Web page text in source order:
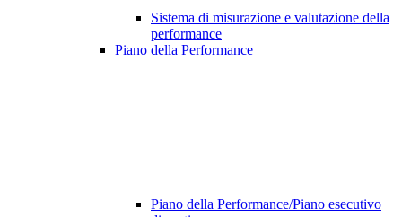
Sistema di misurazione e valutazione della
performance
Piano della Performance
Piano della Performance/Piano esecutivo